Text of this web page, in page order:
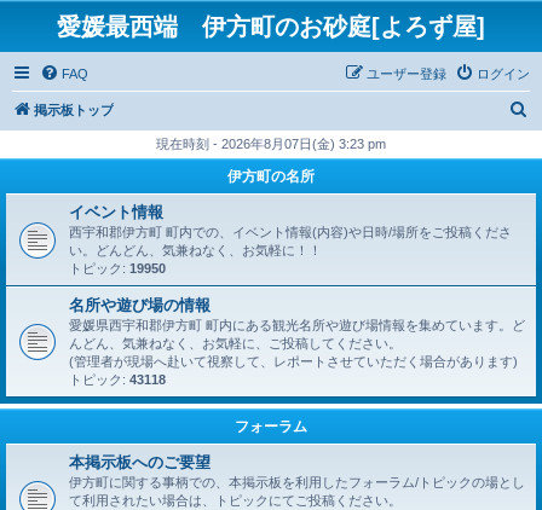
愛媛最西端 伊方町のお砂庭[よろず屋]
FAQ ログイン
ユーザー登録
掲示板トップ
現在時刻 - 2026年8月07日(金) 3:23 pm
伊方町の名所
イベント情報
西宇和郡伊方町 町内での、イベント情報(内容)や日時/場所をご投稿くださ
い。どんどん、気兼ねなく、お気軽に！！
トピック: 19950
名所や遊び場の情報
愛媛県西宇和郡伊方町 町内にある観光名所や遊び場情報を集めています。ど
んどん、気兼ねなく、お気軽に、ご投稿してください。
(管理者が現場へ赴いて視察して、レポートさせていただく場合があります)
トピック: 43118
フォーラム
本掲示板へのご要望
伊方町に関する事柄での、本掲示板を利用したフォーラム/トピックの場とし
て利用されたい場合は、トピックにてご投稿ください。